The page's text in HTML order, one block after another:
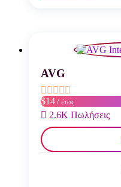
επιλογές
μπορούν
σελίδα
του
AVG
$14 / έτος
2.6K Πωλήσεις